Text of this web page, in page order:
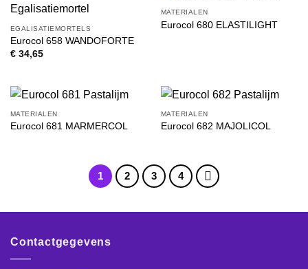
EGALISATIEMORTELS
Eurocol 658 WANDOFORTE
€34,65
MATERIALEN
Eurocol 680 ELASTILIGHT
MATERIALEN
Eurocol 681 MARMERCOL
MATERIALEN
Eurocol 682 MAJOLICOL
1 2 3 4
Contactgegevens